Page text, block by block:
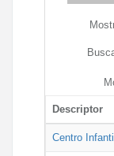
Descriptor
Centro